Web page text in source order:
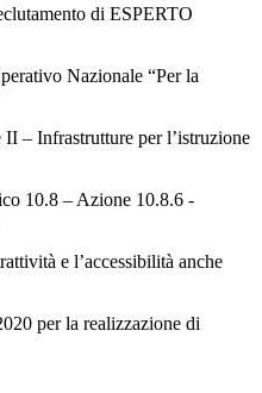
di ESPERTO
Nazionale “Per la
– Infrastrutture per l’istruzione
10.8 – Azione 10.8.6 -
e l’accessibilità anche
per la realizzazione di